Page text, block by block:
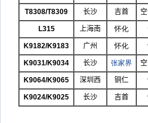
T8308/T8309 长沙 吉首
L315 上海南 怀化
K9182/K9183 广州 怀化
K9031/K9034 长沙 张家界
K9064/K9065 深圳西 铜仁
K9024/K9025 长沙 吉首